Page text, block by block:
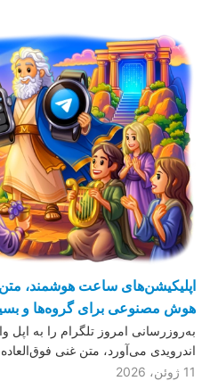
اپلیکیشن‌های ساعت هوشمند، متن
هوش مصنوعی برای گروه‌ها و
به‌روزرسانی امروز تلگرام را به
اندرویدی می‌آورد، متن غنی
11 ژوئن، 2026